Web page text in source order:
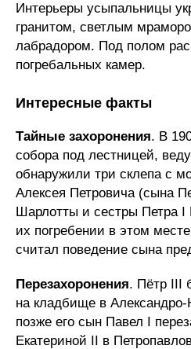
Интерьеры усыпальницы
гранитом, светлым
лабрадором. Под полом
погребальных камер.
Интересные факты
Тайные захоронения. В
собора под лестницей,
обнаружили три склепа с
Алексея Петровича (сына
Шарлотты и сестры Петра
их погребении в этом
считал поведение сына
Перезахоронения. Пётр III
на кладбище в
позже его сын Павел I
Екатериной II в